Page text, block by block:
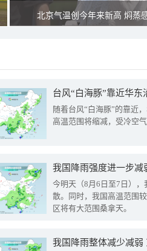
北京气温创今年来新高 焖蒸
台风“白海豚”靠近华
随着台风“白海豚”的靠近
高温范围将缩减，受冷空
今明天（8月6日至7日）
散。同时，我国高温范围
区将有大范围桑拿天。
我国降雨整体减少减弱